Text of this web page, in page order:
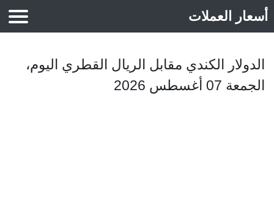
أسعار العملات
الدولار الكندي مقابل الريال القطري اليوم،
الجمعة 07 أغسطس 2026